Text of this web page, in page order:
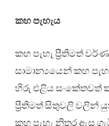
කහ පැහැය
කහ පැහැ ප්‍රීතිමත්
සාමාන්‍යයෙන් කහ
හිරු එළිය සංකේතවත්
ප්‍රීතිමත් සිතුවලි වලින්
කහ පැහැ නිතර ඇස